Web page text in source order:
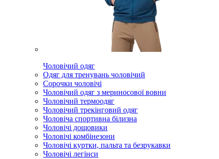
Чоловічий одяг
Одяг для тренувань чоловічий
Сорочки чоловічі
Чоловічий одяг з мериносової вовни
Чоловічий термоодяг
Чоловічий трекінговий одяг
Чоловіча спортивна білизна
Чоловічі дощовики
Чоловічі комбінезони
Чоловічі куртки, пальта та безрукавки
Чоловічі легінси